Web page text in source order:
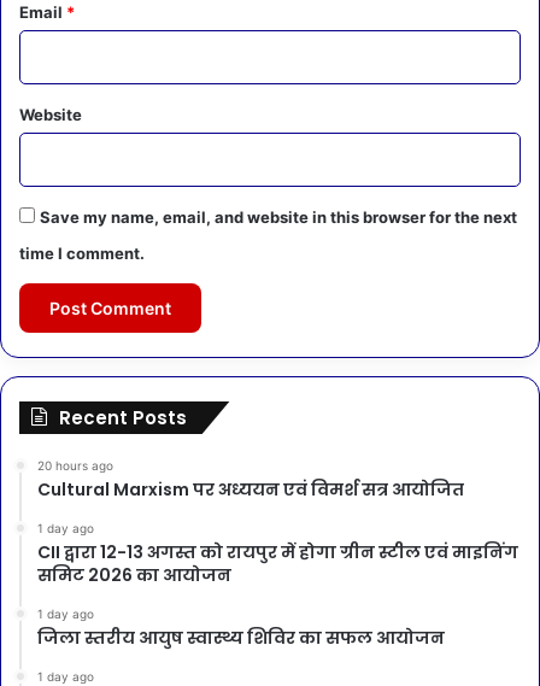
Email *
Website
Save my name, email, and website in this browser for the next
time I comment.
Recent Posts
20 hours ago
Cultural Marxism पर अध्ययन एवं विमर्श सत्र आयोजित
1 day ago
CII द्वारा 12-13 अगस्त को रायपुर में होगा ग्रीन स्टील एवं माइनिंग
समिट 2026 का आयोजन
1 day ago
जिला स्तरीय आयुष स्वास्थ्य शिविर का सफल आयोजन
1 day ago